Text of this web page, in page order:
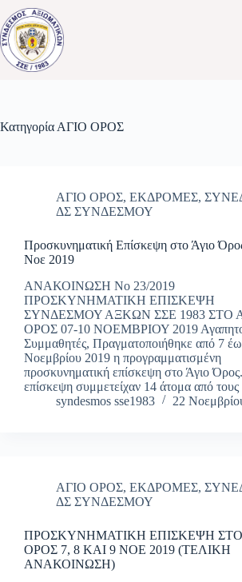
Μετάβαση
στο
περιεχόμενο
Κατηγορία ΑΓΙΟ ΟΡΟΣ
ΑΓΙΟ ΟΡΟΣ, ΕΚΔΡΟΜΕΣ,
ΔΣ ΣΥΝΔΕΣΜΟΥ
Προσκυνηματική Επίσκεψη στο Άγιο
Νοε 2019
ΑΝΑΚΟΙΝΩΣΗ Νο 23/2019
ΠΡΟΣΚΥΝΗΜΑΤΙΚΗ ΕΠΙΣΚΕΨΗ
ΣΥΝΔΕΣΜΟΥ ΑΞΚΩΝ ΣΣΕ 1983 ΣΤΟ
ΟΡΟΣ 07-10 ΝΟΕΜΒΡΙΟΥ 2019
Συμμαθητές, Πραγματοποιήθηκε από 7
Νοεμβρίου 2019 η προγραμματισμένη
προσκυνηματική επίσκεψη στο Άγιο
επίσκεψη συμμετείχαν 14 άτομα από
syndesmos sse1983
22
ΑΓΙΟ ΟΡΟΣ, ΕΚΔΡΟΜΕΣ,
ΔΣ ΣΥΝΔΕΣΜΟΥ
ΠΡΟΣΚΥΝΗΜΑΤΙΚΗ ΕΠΙΣΚΕΨΗ ΣΤΟ
ΟΡΟΣ 7, 8 ΚΑΙ 9 ΝΟΕ 2019 (ΤΕΛΙΚΗ
ΑΝΑΚΟΙΝΩΣΗ)